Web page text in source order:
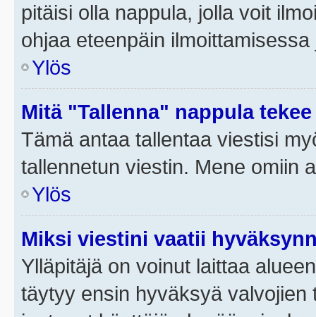
pitäisi olla nappula, jolla voit
ohjaa eteenpäin
Ylös
Mitä "Tallenna" nappula
Tämä antaa tallentaa viestisi
tallennetun viestin. Mene omiin
Ylös
Miksi viestini vaatii
Ylläpitäjä on voinut laittaa
täytyy ensin hyväksyä